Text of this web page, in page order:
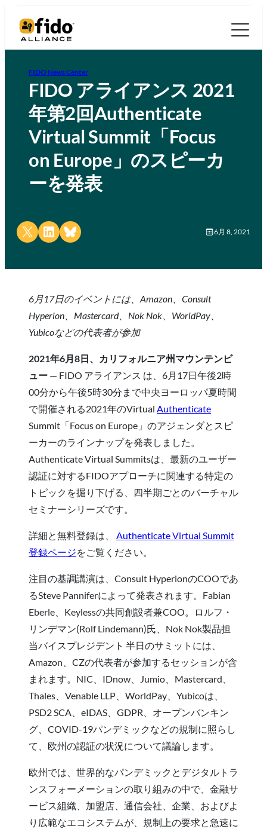
FIDO News Center
FIDO アライアンス 2021
年第2回Authenticate
Virtual Summit「Focus
on Europe」のスピーカ
ーを発表
Share on X Share on LinkedIn
Share on Bluesky 6月 8, 2021
6月17日のイベントには、Amazon、Consult
Hyperion、Mastercard、Nok Nok、WorldPay、
Yubicoなどの代表者が参加
2021年6月8日、カリフォルニア州マウンテンビ
ュー — FIDO アライアンス は、6月17日午後2時
00分から午後5時30分まで中央ヨーロッパ夏時間
で開催される2021年のVirtual Authenticate
Summit「Focus on Europe」のアジェンダとスピ
ーカーのラインナップを発表しました。
Authenticate Virtual Summitsは、最新のユーザー
認証に対するFIDOアプローチに関連する特定の
トピックを掘り下げる、四半期ごとのバーチャル
セミナーシリーズです。
詳細と無料登録は、 Authenticate Virtual Summit
登録ページをご覧ください。
注目の基調講演は、Consult HyperionのCOOであ
るSteve Panniferによって発表されます。Fabian
Eberle、Keylessの共同創設者兼COO。ロルフ・
リンデマン(Rolf Lindemann)氏、Nok Nok製品担
当バイスプレジデント 半日のサミットには、
Amazon、CZの代表者が参加するセッションが含
まれます。NIC、IDnow、Jumio、Mastercard、
Thales、Venable LLP、WorldPay、Yubicoは、
PSD2 SCA、eIDAS、GDPR、オープンバンキン
グ、COVID-19パンデミックなどの規制に照らし
て、欧州の認証の状況について議論します。
欧州では、世界的なパンデミックとデジタルトラ
ンスフォーメーションの取り組みの中で、金融サ
ービス組織、加盟店、通信会社、企業、およびよ
り広範なエコシステムが、規制上の要求と急速に